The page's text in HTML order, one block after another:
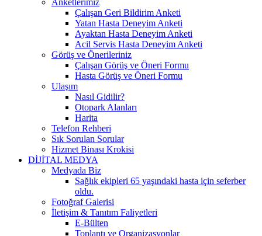
Çalışan Geri Bildirim Anketi
Yatan Hasta Deneyim Anketi
Ayaktan Hasta Deneyim Anketi
Acil Servis Hasta Deneyim Anketi
Görüş ve Önerileriniz
Çalışan Görüş ve Öneri Formu
Hasta Görüş ve Öneri Formu
Ulaşım
Nasıl Gidilir?
Otopark Alanları
Harita
Telefon Rehberi
Sık Sorulan Sorular
Hizmet Binası Krokisi
DİJİTAL MEDYA
Medyada Biz
Sağlık ekipleri 65 yaşındaki hasta için seferber
oldu.
Fotoğraf Galerisi
İletişim & Tanıtım Faliyetleri
E-Bülten
Toplantı ve Organizasyonlar